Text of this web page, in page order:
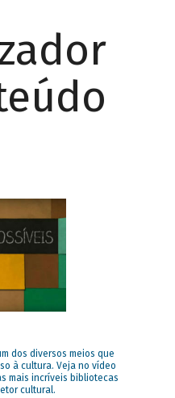
dos diversos meios que
à cultura. Veja no vídeo
mais incríveis bibliotecas
cultural.